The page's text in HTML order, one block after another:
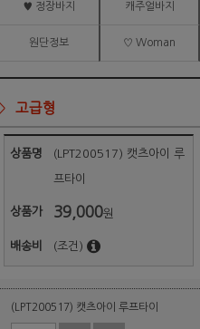
♥ 정장바지 캐주얼바지
원단정보 ♡ Woman
고급형
상품명 (LPT200517) 캣츠아이 루
프타이
상품가 39,000원
배송비 (조건)
(LPT200517) 캣츠아이 루프타이